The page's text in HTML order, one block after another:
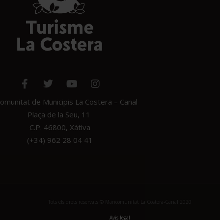
de Municipis La Costera – Canal
Plaça de la Seu, 11
C.P. 46800, Xàtiva
(+34) 962 28 04 41
Avis legal